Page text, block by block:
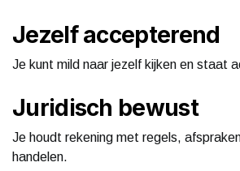
Jezelf accepterend
Je kunt mild naar jezelf kijken en staat
Juridisch bewust
Je houdt rekening met regels,
handelen.